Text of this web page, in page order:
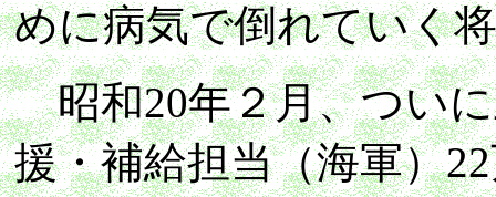
めに病気で倒れていく
昭和20年２月、ついに
援・補給担当（海軍）